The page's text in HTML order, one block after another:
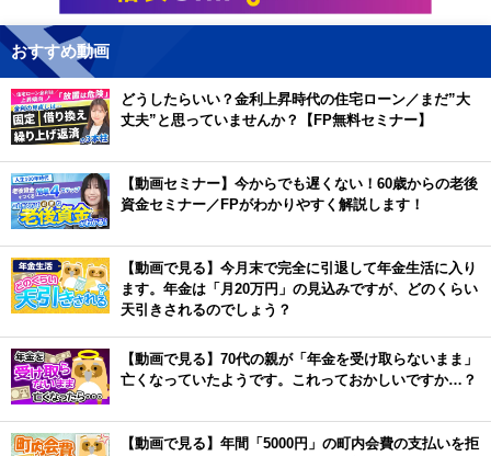
おすすめ動画
どうしたらいい？金利上昇時代の住宅ローン／まだ”大
丈夫”と思っていませんか？【FP無料セミナー】
【動画セミナー】今からでも遅くない！60歳からの老後
資金セミナー／FPがわかりやすく解説します！
【動画で見る】今月末で完全に引退して年金生活に入り
ます。年金は「月20万円」の見込みですが、どのくらい
天引きされるのでしょう？
【動画で見る】70代の親が「年金を受け取らないまま」
亡くなっていたようです。これっておかしいですか…？
【動画で見る】年間「5000円」の町内会費の支払いを拒